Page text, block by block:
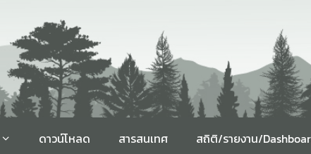
ดาวน์โหลด สารสนเทศ สถิติ/รายงาน/